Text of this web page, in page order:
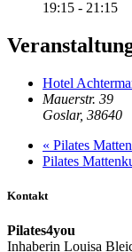
19:15 - 21:15
Hotel
Mauerstr. 39
Goslar, 38640
« Pilates
Pilates
Kontakt
Pilates4you
Inhaberin Louisa